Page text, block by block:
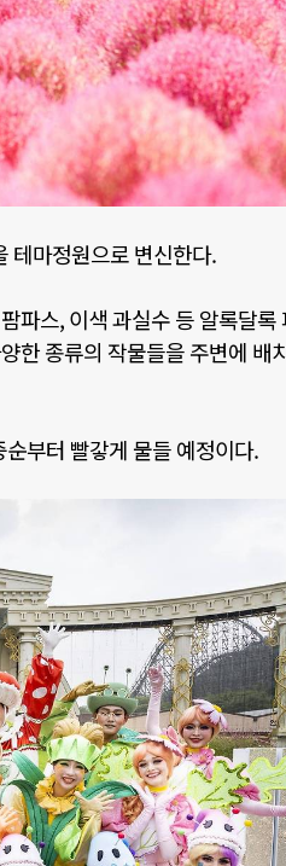
테마정원으로 변신한다.
파스,이색 과실수 등 알록달록
한 종류의 작물들을 주변에 배
순부터 빨갛게 물들 예정이다.